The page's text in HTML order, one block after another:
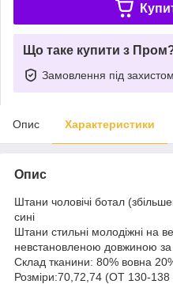
Що таке купити з
Замовлення під захистом
Опис Характеристики
Опис
Штани чоловічі ботал
сині
Штани стильні молодіжні на
невстановленою довжиною за
Склад тканини: 80% вовна
Розміри:70,72,74 (ОТ 130-138